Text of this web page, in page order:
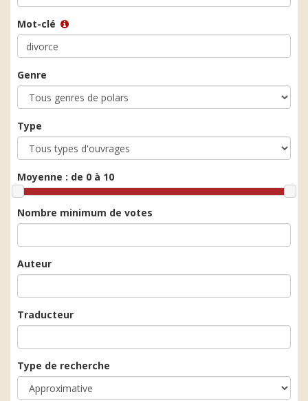
Mot-clé
Genre
Type
Moyenne : de 0 à 10
Nombre minimum de votes
Auteur
Traducteur
Type de recherche